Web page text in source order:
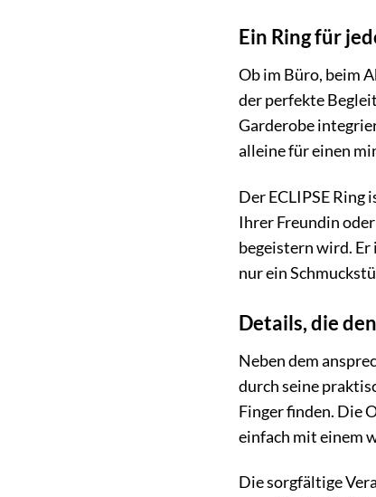
Ein Ring für
Ob im Büro, beim
der perfekte
Garderobe
alleine für einen
Der ECLIPSE Ring
Ihrer Freundin
begeistern wird. Er
nur ein
Details, die
Neben dem
durch seine
Finger finden. Die
einfach mit einem
Die sorgfältige